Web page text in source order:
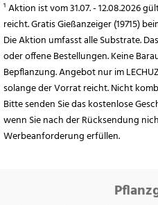
¹ Aktion ist vom 31.07. - 12.08.2026
reicht. Gratis Gießanzeiger (19715)
Die Aktion umfasst alle Substrate.
oder offene Bestellungen. Keine
Bepflanzung. Angebot nur im
solange der Vorrat reicht. Nicht
Bitte senden Sie das kostenlose
wenn Sie nach der Rücksendung
Werbeanforderung erfüllen.